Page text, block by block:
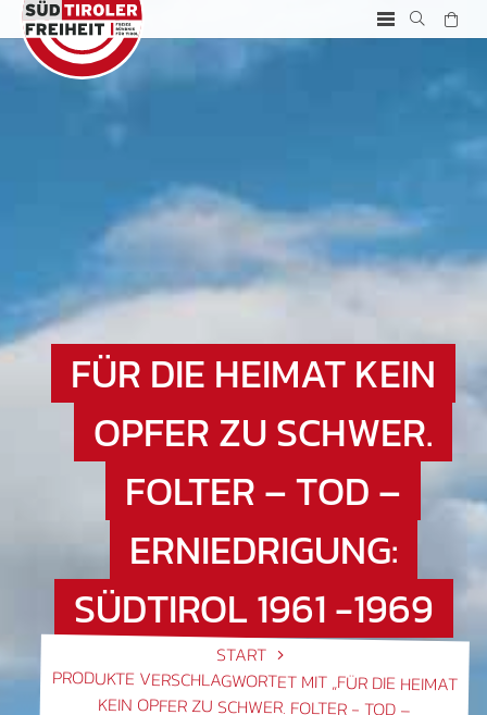
FÜR DIE HEIMAT KEIN
OPFER ZU SCHWER.
FOLTER – TOD –
ERNIEDRIGUNG:
SÜDTIROL 1961 -1969
START
PRODUKTE VERSCHLAGWORTET MIT „FÜR DIE HEIMAT
KEIN OPFER ZU SCHWER. FOLTER - TOD –